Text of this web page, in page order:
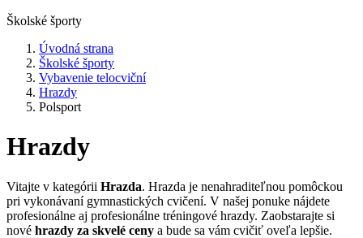
Školské športy
Úvodná strana
Školské športy
Vybavenie telocviční
Hrazdy
Polsport
Hrazdy
Vitajte v kategórii Hrazda. Hrazda je nenahraditeľnou pomôckou
pri vykonávaní gymnastických cvičení. V našej ponuke nájdete
profesionálne aj profesionálne tréningové hrazdy. Zaobstarajte si
nové hrazdy za skvelé ceny a bude sa vám cvičiť oveľa lepšie.